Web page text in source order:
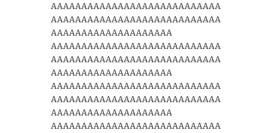
AAAAAAAAAAAAAAAAAAAAAAAAAAAA
AAAAAAAAAAAAAAAAAAAAAAAAAAAA
AAAAAAAAAAAAAAAAAAAA
AAAAAAAAAAAAAAAAAAAAAAAAAAAA
AAAAAAAAAAAAAAAAAAAAAAAAAAAA
AAAAAAAAAAAAAAAAAAAA
AAAAAAAAAAAAAAAAAAAAAAAAAAAA
AAAAAAAAAAAAAAAAAAAAAAAAAAAA
AAAAAAAAAAAAAAAAAAAA
AAAAAAAAAAAAAAAAAAAAAAAAAAAA